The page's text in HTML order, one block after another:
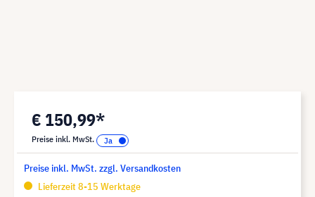
€ 150,99*
Preise inkl. MwSt.
Preise inkl. MwSt. zzgl. Versandkosten
Lieferzeit 8-15 Werktage